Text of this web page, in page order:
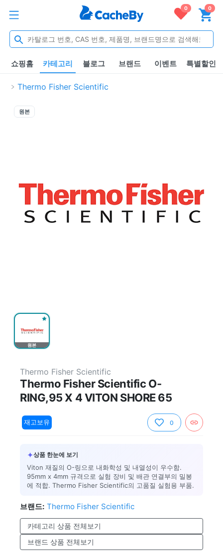
0 0
쇼핑홈 카테고리 블로그 브랜드 이벤트 특별할인
Thermo Fisher Scientific
원본
원본
Thermo Fisher Scientific
Thermo Fisher Scientific O-
RING,95 X 4 VITON SHORE 65
재고보유 0
✦상품 한눈에 보기
Viton 재질의 O-링으로 내화학성 및 내열성이 우수함.
95mm x 4mm 규격으로 실험 장비 및 배관 연결부의 밀봉
에 적합. Thermo Fisher Scientific의 고품질 실험용 부품.
브랜드: Thermo Fisher Scientific
카테고리 상품 전체보기
브랜드 상품 전체보기